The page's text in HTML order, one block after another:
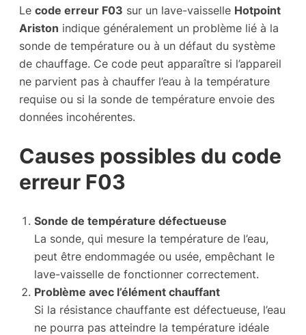
Le code erreur F03 sur un lave-vaisselle Hotpoint
Ariston indique généralement un problème lié à la
sonde de température ou à un défaut du système
de chauffage. Ce code peut apparaître si l’appareil
ne parvient pas à chauffer l’eau à la température
requise ou si la sonde de température envoie des
données incohérentes.
Causes possibles du code
erreur F03
Sonde de température défectueuse
La sonde, qui mesure la température de l’eau,
peut être endommagée ou usée, empêchant le
lave-vaisselle de fonctionner correctement.
Problème avec l’élément chauffant
Si la résistance chauffante est défectueuse, l’eau
ne pourra pas atteindre la température idéale